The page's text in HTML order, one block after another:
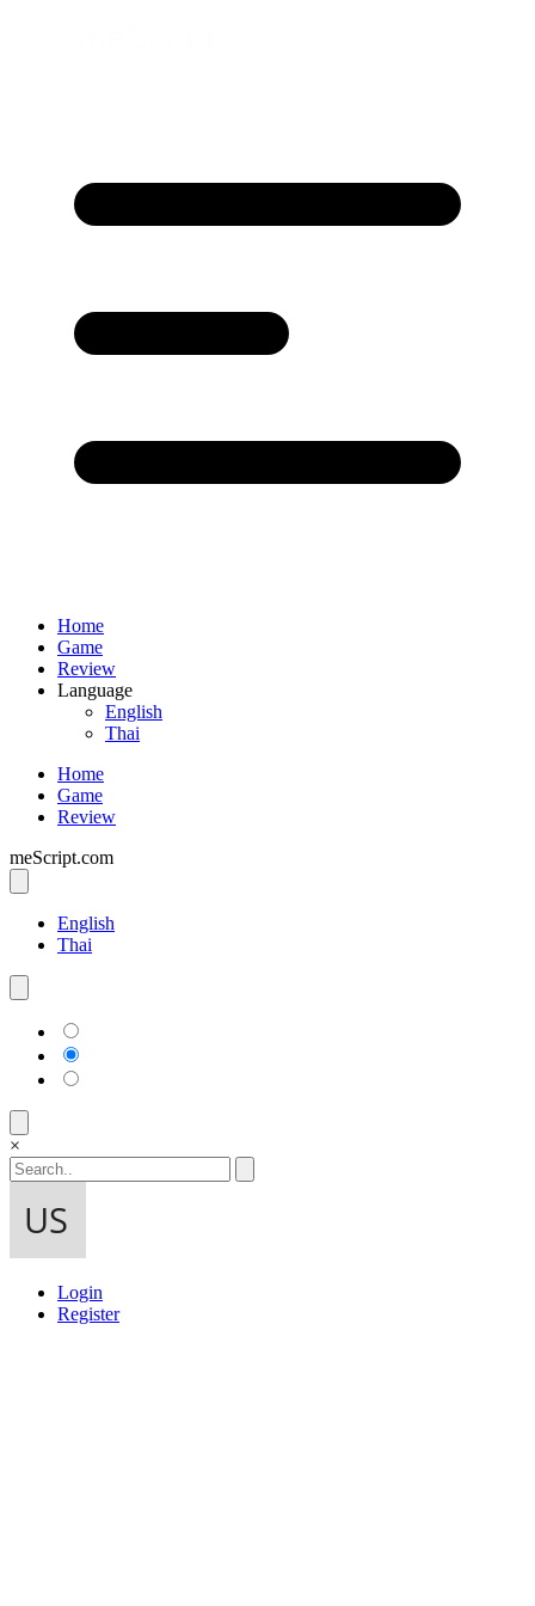
Home
Game
Review
Language
English
Thai
Home
Game
Review
meScript.com
English
Thai
×
Login
Register